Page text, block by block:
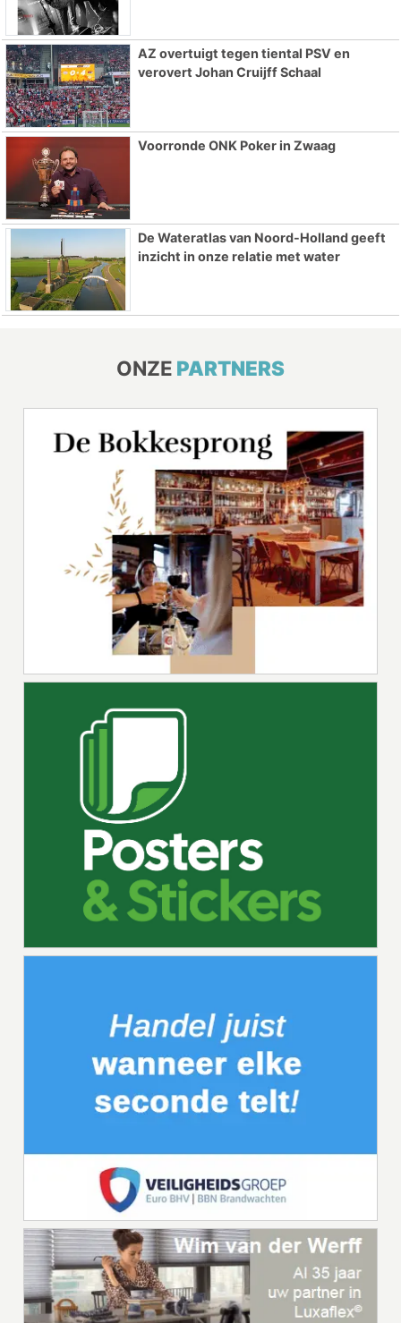
AZ overtuigt tegen tiental PSV en
verovert Johan Cruijff Schaal
Voorronde ONK Poker in Zwaag
De Wateratlas van Noord-Holland geeft
inzicht in onze relatie met water
ONZE PARTNERS